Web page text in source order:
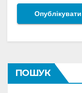
ПОШУК